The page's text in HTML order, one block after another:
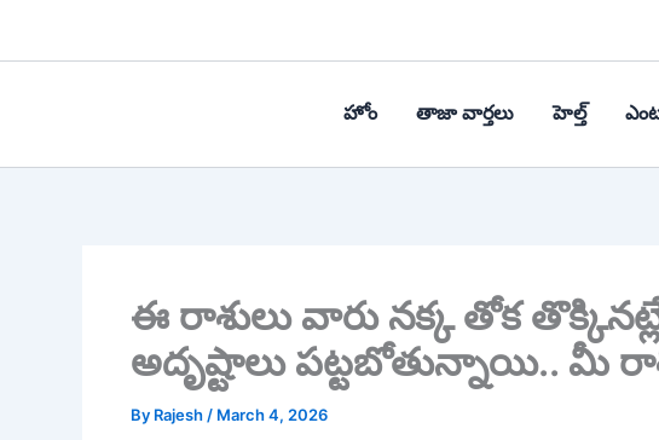
హోం తాజా వార్తలు హెల్త్‌
ఈ రాశులు వారు నక్క తోక
అదృష్టాలు పట్టబోతున్నాయి.. మీ
By Rajesh / March 4, 2026